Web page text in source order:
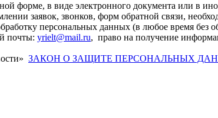
форме, в виде электронного документа или в
заявок, звонков, форм обратной связи,
персональных данных (в любое время без
почты: yrielt@mail.ru, право на получение
ЗАКОН О ЗАЩИТЕ ПЕРСОНАЛЬНЫХ